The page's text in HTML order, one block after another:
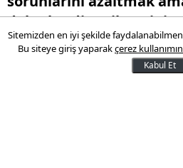
dolar kredi verilmesini
Sitemizden en iyi şekilde
Bu siteye giriş yaparakçerez
Kabul Et